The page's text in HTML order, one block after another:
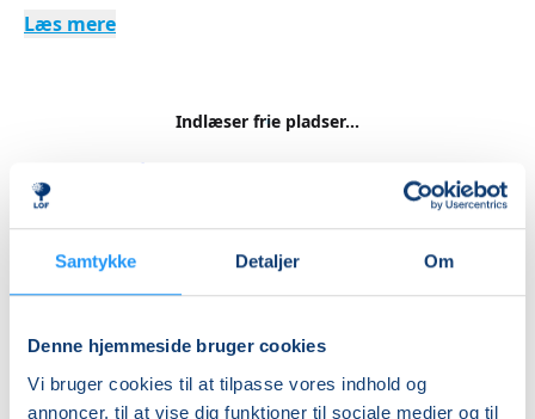
Samtykke Detaljer Om
Denne hjemmeside bruger cookies
Vi bruger cookies til at tilpasse vores indhold og
annoncer, til at vise dig funktioner til sociale medier og til
Vi håber at se dig.
Fysioterapeuterne
Matias og Bettina
Læs mere
Indlæser frie pladser...
Priser
Almen
DKK 855,00